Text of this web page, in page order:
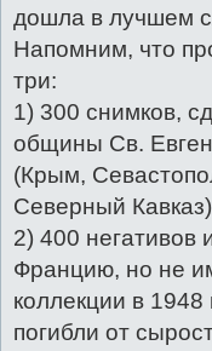
дошла в лучшем
Напомним, что
три:
1) 300 снимков,
общины Св.
(Крым,
Северный
2) 400 негативов
Францию, но не
коллекции в 1948
погибли от